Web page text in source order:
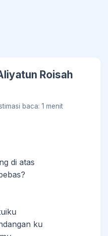
Roisah
baca: 1 menit
di atas
ku